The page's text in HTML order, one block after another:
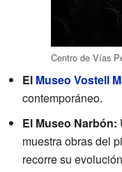
Centro de Vías
El Museo Vostell
contemporáneo.
El Museo Narbón:
muestra obras del
recorre su